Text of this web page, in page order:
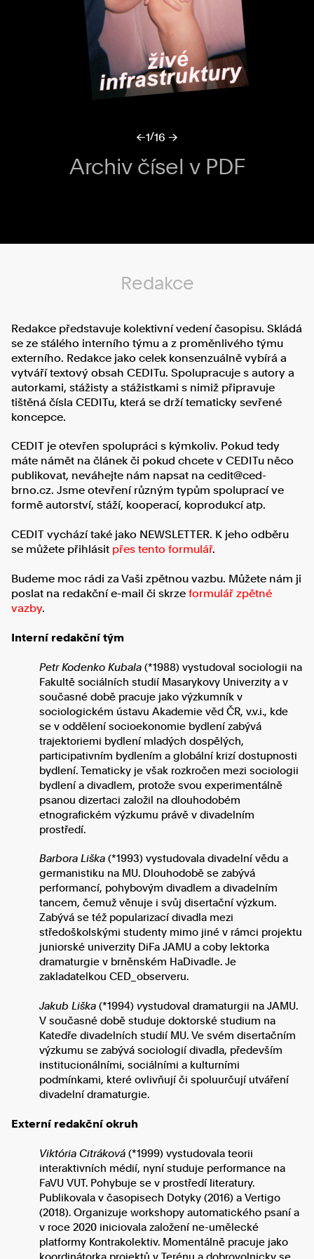
←1/16 →
Archiv čísel v PDF
Redakce
Redakce představuje kolektivní vedení časopisu. Skládá
se ze stálého interního týmu a z proměnlivého týmu
externího. Redakce jako celek konsenzuálně vybírá a
vytváří textový obsah CEDITu. Spolupracuje s autory a
autorkami, stážisty a stážistkami s nimiž připravuje
tištěná čísla CEDITu, která se drží tematicky sevřené
koncepce.
CEDIT je otevřen spolupráci s kýmkoliv. Pokud tedy
máte námět na článek či pokud chcete v CEDITu něco
publikovat, neváhejte nám napsat na cedit@ced-
brno.cz. Jsme otevření různým typům spoluprací ve
formě autorství, stáží, kooperací, koprodukcí atp.
CEDIT vychází také jako NEWSLETTER. K jeho odběru
se můžete přihlásit přes tento formulář.
Budeme moc rádi za Vaši zpětnou vazbu. Můžete nám ji
poslat na redakční e-mail či skrzeformulář zpětné
vazby.
Interní redakční tým
Petr Kodenko Kubala (*1988) vystudoval sociologii na
Fakultě sociálních studií Masarykovy Univerzity a v
současné době pracuje jako výzkumník v
sociologickém ústavu Akademie věd ČR, v.v.i., kde
se v oddělení socioekonomie bydlení zabývá
trajektoriemi bydlení mladých dospělých,
participativním bydlením a globální krizí dostupnosti
bydlení. Tematicky je však rozkročen mezi sociologii
bydlení a divadlem, protože svou experimentálně
psanou dizertaci založil na dlouhodobém
etnografickém výzkumu právě v divadelním
prostředí.
Barbora Liška (*1993) vystudovala divadelní vědu a
germanistiku na MU. Dlouhodobě se zabývá
performancí, pohybovým divadlem a divadelním
tancem, čemuž věnuje i svůj disertační výzkum.
Zabývá se též popularizací divadla mezi
středoškolskými studenty mimo jiné v rámci projektu
juniorské univerzity DiFa JAMU a coby lektorka
dramaturgie v brněnském HaDivadle. Je
zakladatelkou CED_observeru.
Jakub Liška (*1994) vystudoval dramaturgii na JAMU.
V současné době studuje doktorské studium na
Katedře divadelních studií MU. Ve svém disertačním
výzkumu se zabývá sociologií divadla, především
institucionálními, sociálními a kulturními
podmínkami, které ovlivňují či spoluurčují utváření
divadelní dramaturgie.
Externí redakční okruh
Viktória Citráková(*1999) vystudovala teorii
interaktivních médií, nyní studuje performance na
FaVU VUT. Pohybuje se v prostředí literatury.
Publikovala v časopisech Dotyky (2016) a Vertigo
(2018). Organizuje workshopy automatického psaní a
v roce 2020 iniciovala založení ne-umělecké
platformy Kontrakolektiv. Momentálně pracuje jako